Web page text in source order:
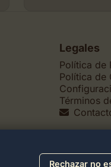
Legales
Política de
Política de
Términos
Rechazar no